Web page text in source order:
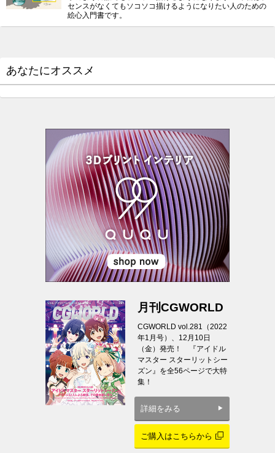
センスがなくてもソコソコ描けるようになりたい人のための
絵心入門書です。
あなたにオススメ
月刊CGWORLD
CGWORLD vol.281（2022
年1月号）、12月10日
（金）発売！ 『アイドル
マスター スターリットシー
ズン』を全56ページで大特
集！
詳細をみる
ご購入はこちらから